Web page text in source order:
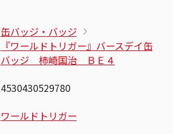
缶バッジ・バッジ
『ワールドトリガー』バースデイ缶
バッジ 柿崎国治 ＢＥ４
4530430529780
ワールドトリガー